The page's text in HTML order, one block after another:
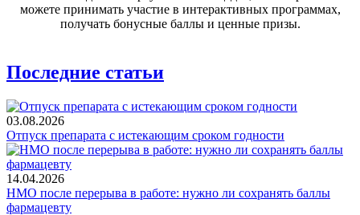
можете принимать участие в интерактивных программах,
получать бонусные баллы и ценные призы.
Последние статьи
03.08.2026
Отпуск препарата с истекающим сроком годности
14.04.2026
НМО после перерыва в работе: нужно ли сохранять баллы
фармацевту